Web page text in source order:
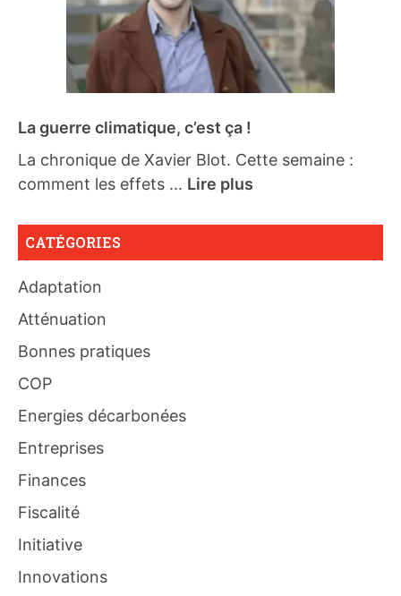
La guerre climatique, c’est ça !
La chronique de Xavier Blot. Cette semaine :
comment les effets ... Lire plus
CATÉGORIES
Adaptation
Atténuation
Bonnes pratiques
COP
Energies décarbonées
Entreprises
Finances
Fiscalité
Initiative
Innovations